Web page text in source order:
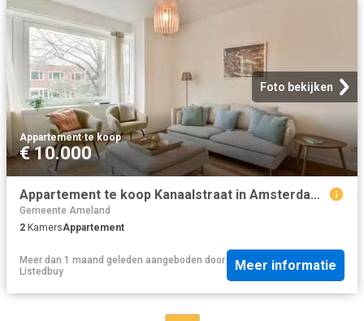
Foto bekijken
Appartement·te koop
€ 10.000
Appartement te koop Kanaalstraat in Amsterdam voor € 475.000
Gemeente Ameland
2 KamersAppartement
Meer dan 1 maand geleden aangeboden door
Listedbuy
Meer informatie